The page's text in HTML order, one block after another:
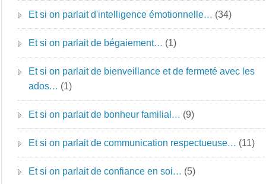
Et si on parlait d'intelligence émotionnelle… (34)
Et si on parlait de bégaiement… (1)
Et si on parlait de bienveillance et de fermeté avec les
ados… (1)
Et si on parlait de bonheur familial… (9)
Et si on parlait de communication respectueuse… (11)
Et si on parlait de confiance en soi… (5)